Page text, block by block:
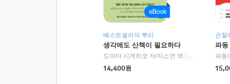
베스트셀러의 뿌리
생각에도 산책이 필요하다
도야마 시게히코 저/지소연 역
알에이치코리
14,400원
손절
파동
파동